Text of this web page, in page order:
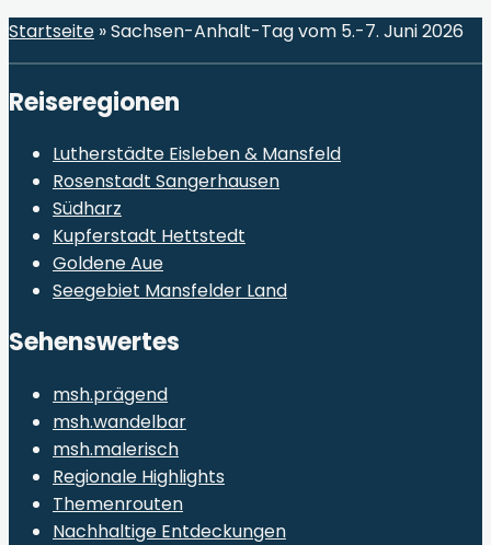
Startseite »Sachsen-Anhalt-Tag vom 5.-7. Juni 2026
Reiseregionen
Lutherstädte Eisleben & Mansfeld
Rosenstadt Sangerhausen
Südharz
Kupferstadt Hettstedt
Goldene Aue
Seegebiet Mansfelder Land
Sehenswertes
msh.prägend
msh.wandelbar
msh.malerisch
Regionale Highlights
Themenrouten
Nachhaltige Entdeckungen